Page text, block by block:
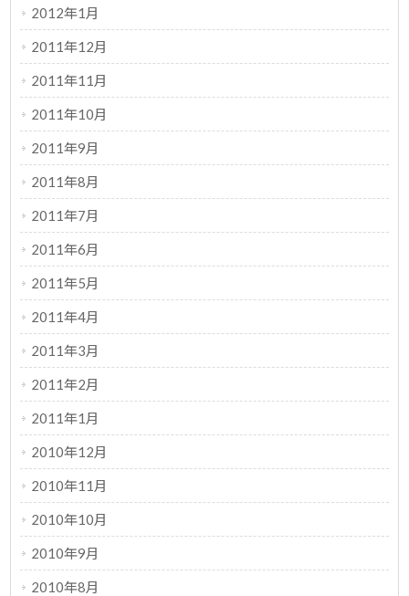
2012年1月
2011年12月
2011年11月
2011年10月
2011年9月
2011年8月
2011年7月
2011年6月
2011年5月
2011年4月
2011年3月
2011年2月
2011年1月
2010年12月
2010年11月
2010年10月
2010年9月
2010年8月